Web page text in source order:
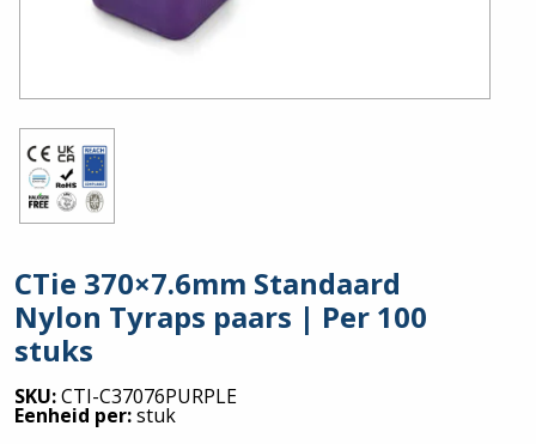
CTie 370×7.6mm Standaard
Nylon Tyraps paars | Per 100
stuks
SKU:CTI-C37076PURPLE
Eenheid per:stuk